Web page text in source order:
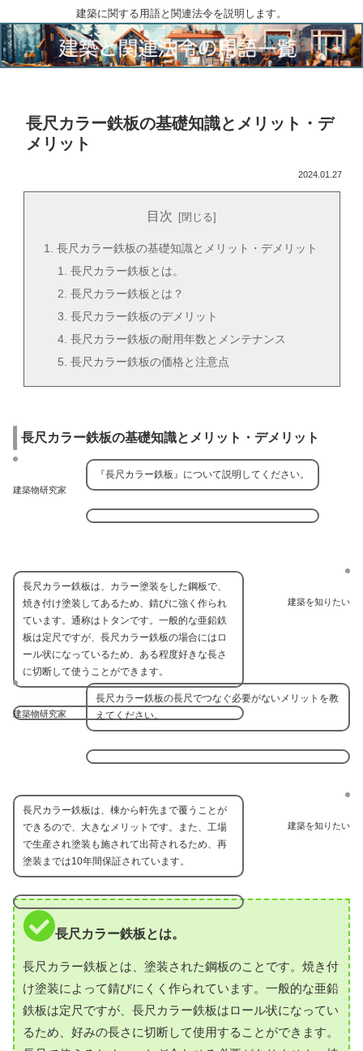
建築に関する用語と関連法令を説明します。
長尺カラー鉄板の基礎知識とメリット・デ
メリット
2024.01.27
目次
長尺カラー鉄板の基礎知識とメリット・デメリット
長尺カラー鉄板とは。
長尺カラー鉄板とは？
長尺カラー鉄板のデメリット
長尺カラー鉄板の耐用年数とメンテナンス
長尺カラー鉄板の価格と注意点
長尺カラー鉄板の基礎知識とメリット・デメリット
建築物研究家
『長尺カラー鉄板』について説明してください。
建築を知りたい
長尺カラー鉄板は、カラー塗装をした鋼板で、
焼き付け塗装してあるため、錆びに強く作られ
ています。通称はトタンです。一般的な亜鉛鉄
板は定尺ですが、長尺カラー鉄板の場合にはロ
ール状になっているため、ある程度好きな長さ
に切断して使うことができます。
建築物研究家
長尺カラー鉄板の長尺でつなぐ必要がないメリットを教
えてください。
建築を知りたい
長尺カラー鉄板は、棟から軒先まで覆うことが
できるので、大きなメリットです。また、工場
で生産され塗装も施されて出荷されるため、再
塗装までは10年間保証されています。
長尺カラー鉄板とは。
長尺カラー鉄板とは、塗装された鋼板のことです。焼き付
け塗装によって錆びにくく作られています。一般的な亜鉛
鉄板は定尺ですが、長尺カラー鉄板はロール状になってい
るため、好みの長さに切断して使用することができます。